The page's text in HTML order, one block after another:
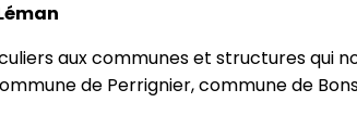
aux communes et structures qui
de Perrignier, commune de